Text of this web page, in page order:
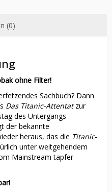
(0)
ohne Filter!
Sachbuch? Dann
Das Titanic-Attentatzur
des Untergangs
der bekannte
heraus, das die Titanic-
unter weitgehendem
Mainstream tapfer